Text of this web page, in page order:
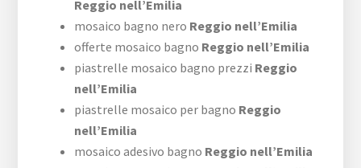
Reggio nell’Emilia
mosaico bagno nero Reggio nell’Emilia
offerte mosaico bagno Reggio nell’Emilia
piastrelle mosaico bagno prezzi Reggio
nell’Emilia
piastrelle mosaico per bagno Reggio
nell’Emilia
mosaico adesivo bagno Reggio nell’Emilia